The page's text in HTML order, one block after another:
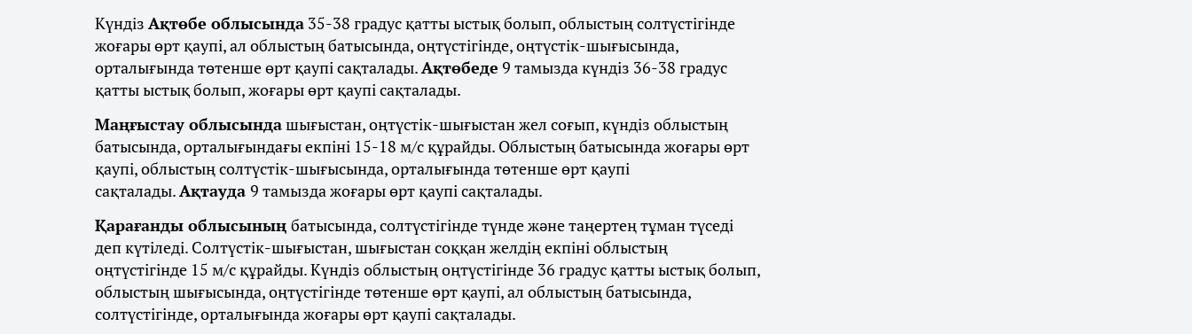
Күндіз Ақтөбе облысында 35-38 градус қатты ыстық болып, облыстың солтүстігінде
жоғары өрт қаупі, ал облыстың батысында, оңтүстігінде, оңтүстік-шығысында,
орталығында төтенше өрт қаупі сақталады.Ақтөбеде 9 тамызда күндіз 36-38 градус
қатты ыстық болып, жоғары өрт қаупі сақталады.
Маңғыстау облысындашығыстан, оңтүстік-шығыстан жел соғып, күндіз облыстың
батысында, орталығындағы екпіні 15-18 м/с құрайды. Облыстың батысында жоғары өрт
қаупі, облыстың солтүстік-шығысында, орталығында төтенше өрт қаупі
сақталады.Ақтауда 9 тамызда жоғары өрт қаупі сақталады.
Қарағанды облысының батысында, солтүстігінде түнде және таңертең тұман түседі
деп күтіледі. Солтүстік-шығыстан, шығыстан соққан желдің екпіні облыстың
оңтүстігінде 15 м/с құрайды. Күндіз облыстың оңтүстігінде 36 градус қатты ыстық болып,
облыстың шығысында, оңтүстігінде төтенше өрт қаупі, ал облыстың батысында,
солтүстігінде, орталығында жоғары өрт қаупі сақталады.